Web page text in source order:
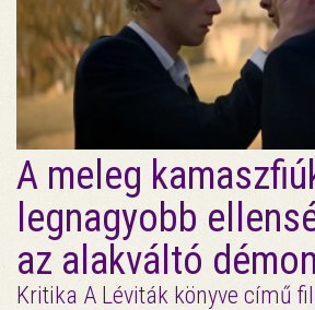
A meleg
legnagyobb
az alakváltó démon
Kritika A Léviták könyve című